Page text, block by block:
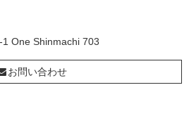
One Shinmachi 703
お問い合わせ